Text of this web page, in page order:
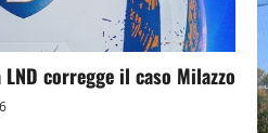
corregge il caso Milazzo